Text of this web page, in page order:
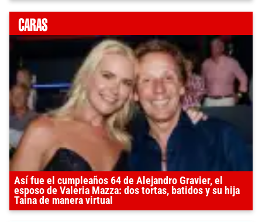
Así fue el cumpleaños 64 de Alejandro Gravier, el
esposo de Valeria Mazza: dos tortas, batidos y su hija
Taina de manera virtual